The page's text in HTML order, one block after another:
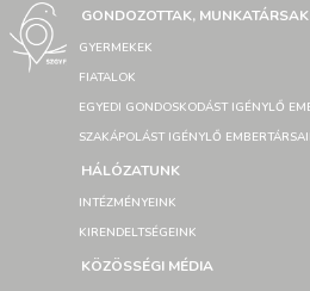
GONDOZOTTAK,
GYERMEKEK
FIATALOK
EGYEDI GONDOSKODÁST IGÉNYLŐ
SZAKÁPOLÁST IGÉNYLŐ
HÁLÓZATUNK
INTÉZMÉNYEINK
KIRENDELTSÉGEINK
KÖZÖSSÉGI MÉDIA